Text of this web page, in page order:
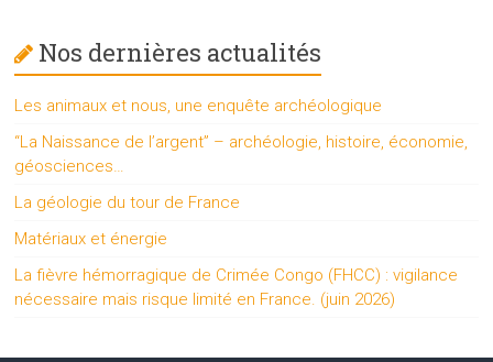
Nos dernières actualités
Les animaux et nous, une enquête archéologique
“La Naissance de l’argent” – archéologie, histoire, économie,
géosciences…
La géologie du tour de France
Matériaux et énergie
La fièvre hémorragique de Crimée Congo (FHCC) : vigilance
nécessaire mais risque limité en France. (juin 2026)